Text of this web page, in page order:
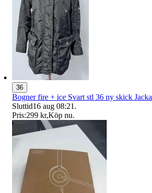
36
Bogner fire + ice Svart stl 36 ny skick Jacka
Sluttid16 aug 08:21 .
Pris:299 kr,Köp nu.